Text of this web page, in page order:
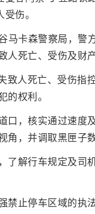
伤。
马卡森警察局，警
死亡、受伤及财
致人死亡、受伤指
的权利。
口，核实通过速度
，并调取黑匣子数
了解行车规定及
止停车区域的执